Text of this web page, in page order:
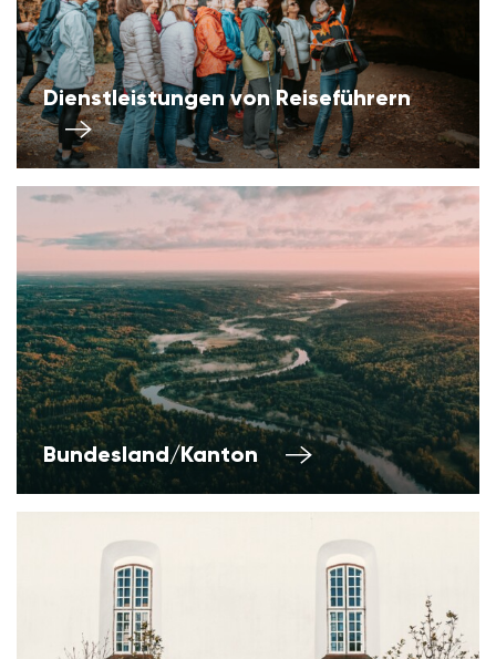
Dienstleistungen von Reiseführern
Bundesland/Kanton